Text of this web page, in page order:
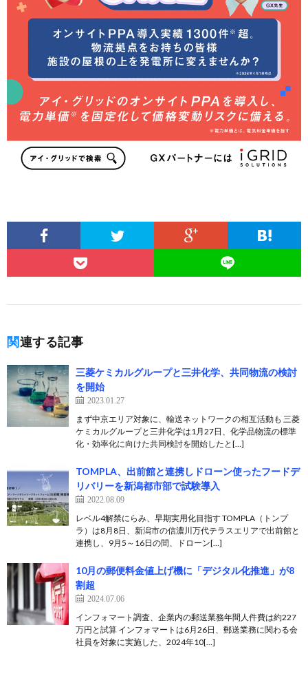
関連する記事
三菱ケミカルグループと三井化学、共同物流の検討
を開始
2023.01.27
まず中京エリア対象に、輸送ネットワークの相互活動も 三菱
ケミカルグループと三井化学は1月27日、化学品物流の標準
化・効率化に向けた共同検討を開始したと[…]
TOMPLA、出前館と連携しドローン使ったフードデ
リバリーを新潟都市部で試験導入
2022.08.09
レベル4解禁にらみ、早期実用化目指す TOMPLA（トンプ
ラ）は8月8日、新潟市の信濃川万代テラスエリアで出前館と
連携し、9月5～16日の間、ドローン[…]
10月の郵便料金値上げ機に「デジタル化推進」が8
割超
2024.07.06
インフォマート調査、企業内の郵送業務年間人件費は約227
万円と試算 インフォマートは6月26日、郵送業務に関わる会
社員を対象に実施した、2024年10[…]